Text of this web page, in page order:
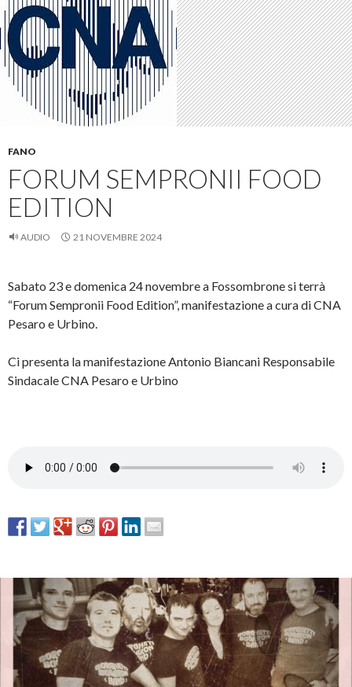
FANO
FORUM SEMPRONII FOOD
EDITION
AUDIO 21 NOVEMBRE 2024
Sabato 23 e domenica 24 novembre a Fossombrone si terrà
“Forum Sempronii Food Edition”, manifestazione a cura di CNA
Pesaro e Urbino.
Ci presenta la manifestazione Antonio Biancani Responsabile
Sindacale CNA Pesaro e Urbino